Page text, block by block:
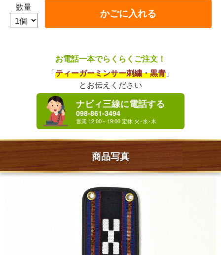
数量
お電話一本でらくらくご注文！
「ティーガーミンサー刺繍・黒青 」
とお伝えください
ナビィ三線に電話する
098-861-3494
商品写真